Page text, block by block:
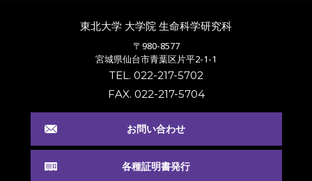
東北大学 大学院 生命科学研究科
〒980-8577
宮城県仙台市青葉区片平2-1-1
TEL. 022-217-5702
FAX. 022-217-5704
お問い合わせ
各種証明書発行